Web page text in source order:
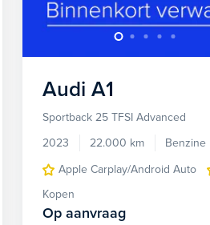
Audi A1
Sportback 25 TFSI Advanced
2023
22.000 km Benzine
Apple Carplay/Android Auto
Kopen
Op aanvraag